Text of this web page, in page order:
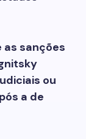
as sanções
ou
a de